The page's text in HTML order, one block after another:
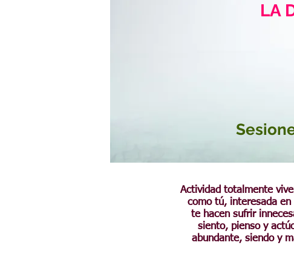
LA
Actividad totalmente
como tú, interesada
te hacen sufrir
siento, pienso y
abundante, siendo y